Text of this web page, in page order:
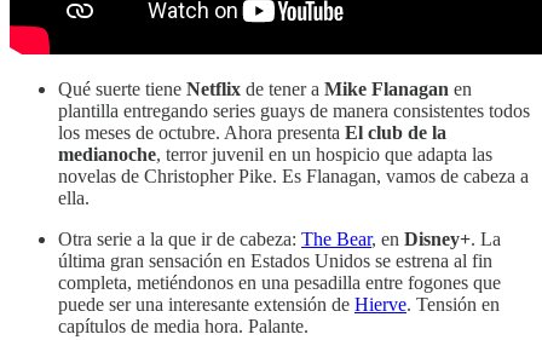
Qué suerte tiene Netflix de tener a Mike Flanagan en
plantilla entregando series guays de manera consistentes todos
los meses de octubre. Ahora presenta El club de la
medianoche, terror juvenil en un hospicio que adapta las
novelas de Christopher Pike. Es Flanagan, vamos de cabeza a
ella.
Otra serie a la que ir de cabeza: The Bear, en Disney+. La
última gran sensación en Estados Unidos se estrena al fin
completa, metiéndonos en una pesadilla entre fogones que
puede ser una interesante extensión de Hierve. Tensión en
capítulos de media hora. Palante.